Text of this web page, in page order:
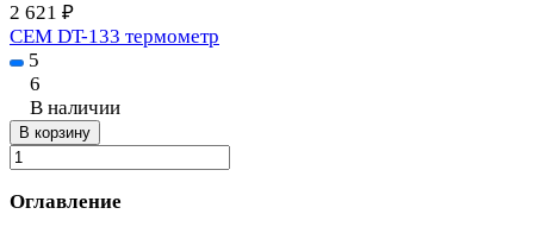
2 621 ₽
CEM DT-133 термометр
5
6
В наличии
В корзину
Оглавление